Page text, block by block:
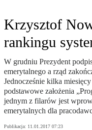
Krzysztof
rankingu
W grudniu Prezydent
emerytalnego a rząd
Jednocześnie kilka
podstawowe założenia
jednym z filarów jest
emerytalnych dla
Publikacja: 11.01.2017 07:23